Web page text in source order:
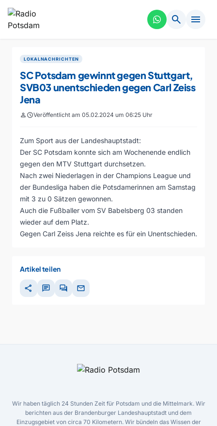
search menu
LOKALNACHRICHTEN
SC Potsdam gewinnt gegen Stuttgart,
SVB03 unentschieden gegen Carl Zeiss
Jena
personscheduleVeröffentlicht am 05.02.2024 um 06:25 Uhr
Zum Sport aus der Landeshauptstadt:
Der SC Potsdam konnte sich am Wochenende endlich
gegen den MTV Stuttgart durchsetzen.
Nach zwei Niederlagen in der Champions League und
der Bundesliga haben die Potsdamerinnen am Samstag
mit 3 zu 0 Sätzen gewonnen.
Auch die Fußballer vom SV Babelsberg 03 standen
wieder auf dem Platz.
Gegen Carl Zeiss Jena reichte es für ein Unentschieden.
Artikel teilen
share chat forum mail
Wir haben täglich 24 Stunden Zeit für Potsdam und die Mittelmark. Wir
berichten aus der Brandenburger Landeshauptstadt und dem
Einzugsgebiet von circa 70 Kilometern. Wir bündeln das Wissen der